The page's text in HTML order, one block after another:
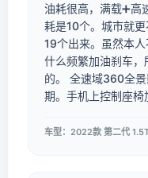
油耗很高，满载➕
耗是10个。城市就
19个出来。虽然本
什么频繁加油刹车
的。 全速域360全
期。手机上控制座椅
车型：2022款 第二代